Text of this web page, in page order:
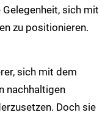
sich mit
zu positionieren.
sich mit dem
nachhaltigen
Doch sie